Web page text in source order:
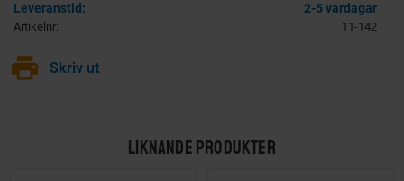
2-5 vardagar
Artikelnr 11-142
print Skriv ut
LIKNANDE PRODUKTER